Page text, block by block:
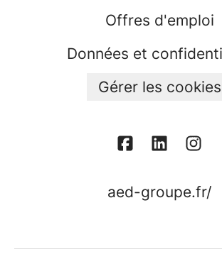
Offres d'emploi
Données et
Gérer les cookies
aed-groupe.fr/